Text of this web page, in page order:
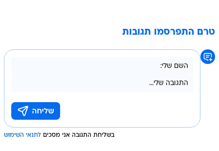
טרם התפרסמו תגובות
בשליחת התגובה אני מסכים לתנאי השימוש